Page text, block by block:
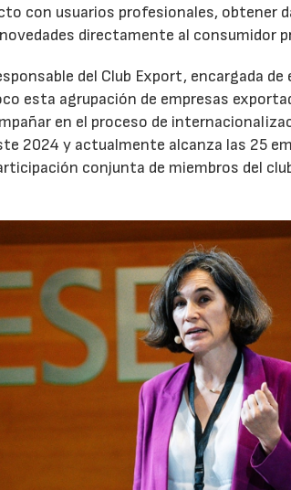
con usuarios profesionales, obtener
directamente al consumidor
del Club Export, encargada
esta agrupación de empresas
en el proceso de
2024 y actualmente alcanza las 25
conjunta de miembros del